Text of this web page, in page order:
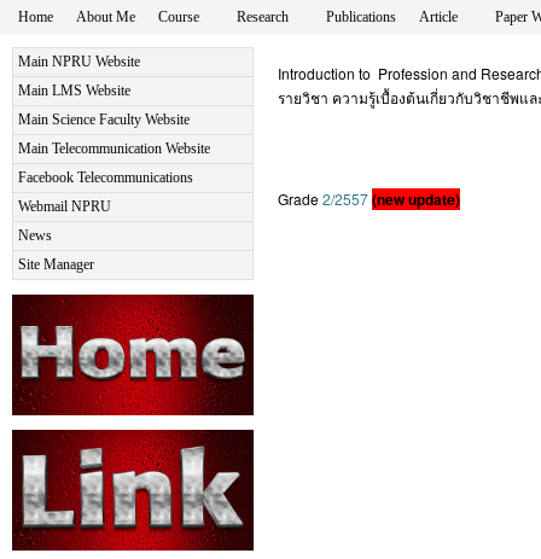
Home About Me Course Research Publications Article Paper
Main NPRU Website
Main LMS Website
Main Science Faculty Website
Main Telecommunication Website
Facebook Telecommunications
Webmail NPRU
News
Site Manager
Introduction to Profession and
รายวิชา ความรู้เบื้องต้นเกี่ยวกับวิชาชีพแล
Grade2/2557(new update)